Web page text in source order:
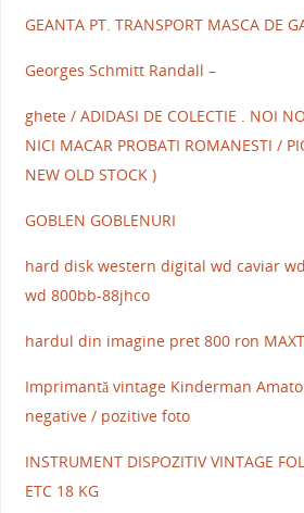
GEANTA PT. TRANSPORT MASCA DE
Georges Schmitt Randall –
ghete / ADIDASI DE COLECTIE . NOI
NICI MACAR PROBATI ROMANESTI /
NEW OLD STOCK )
GOBLEN GOBLENURI
hard disk western digital wd caviar
wd 800bb-88jhco
hardul din imagine pret 800 ron
Imprimantă vintage Kinderman
negative / pozitive foto
INSTRUMENT DISPOZITIV VINTAGE
ETC 18 KG